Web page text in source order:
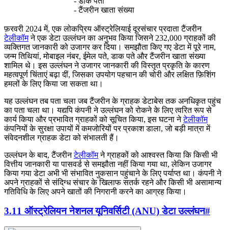
- टैंजरीन खाता संख्या
फ़रवरी 2024 में, एक लोकप्रिय ऑस्ट्रेलियाई दूरसंचार प्रदाता टैंजरीन
टेलीकॉमने एक डेटा उल्लंघन का अनुभव किया जिसने 232,000 ग्राहकों की
व्यक्तिगत जानकारी को उजागर कर दिया। समझौता किए गए डेटा में पूरे नाम,
जन्म तिथियां, मोबाइल नंबर, ईमेल पते, डाक पते और टैंजरीन खाता संख्या
शामिल थे। इस उल्लंघन ने उजागर जानकारी की विस्तृत प्रकृति के कारण
महत्वपूर्ण चिंताएं बढ़ा दीं, जिसका उपयोग पहचान की चोरी और लक्षित फ़िशिंग
हमलों के लिए किया जा सकता था।
यह उल्लंघन तब पता चला जब टैंजरीन के ग्राहक डेटाबेस तक अनधिकृत पहुंच
का पता चला था। यद्यपि कंपनी ने उल्लंघन को रोकने के लिए त्वरित रूप से
कार्य किया और प्रभावित ग्राहकों को सूचित किया, इस घटना नेटेलीकॉम
कंपनियों के सुरक्षा उपायों में कमजोरियों पर प्रकाश डाला, जो बड़ी मात्रा में
संवेदनशील ग्राहक डेटा को संभालती हैं।
उल्लंघन के बाद, टैंजरीनटेलीकॉमने ग्राहकों को आश्वस्त किया कि किसी भी
वित्तीय जानकारी या पासवर्ड से समझौता नहीं किया गया था, लेकिन उजागर
किया गया डेटा अभी भी संभावित नुकसान पहुंचाने के लिए पर्याप्त था। कंपनी ने
अपने ग्राहकों से संदिग्ध संचार के खिलाफ सतर्क रहने और किसी भी असामान्य
गतिविधि के लिए अपने खातों की निगरानी करने का आग्रह किया।
3.11 ऑस्ट्रेलियन नेशनल यूनिवर्सिटी (ANU) डेटा उल्लंघन#